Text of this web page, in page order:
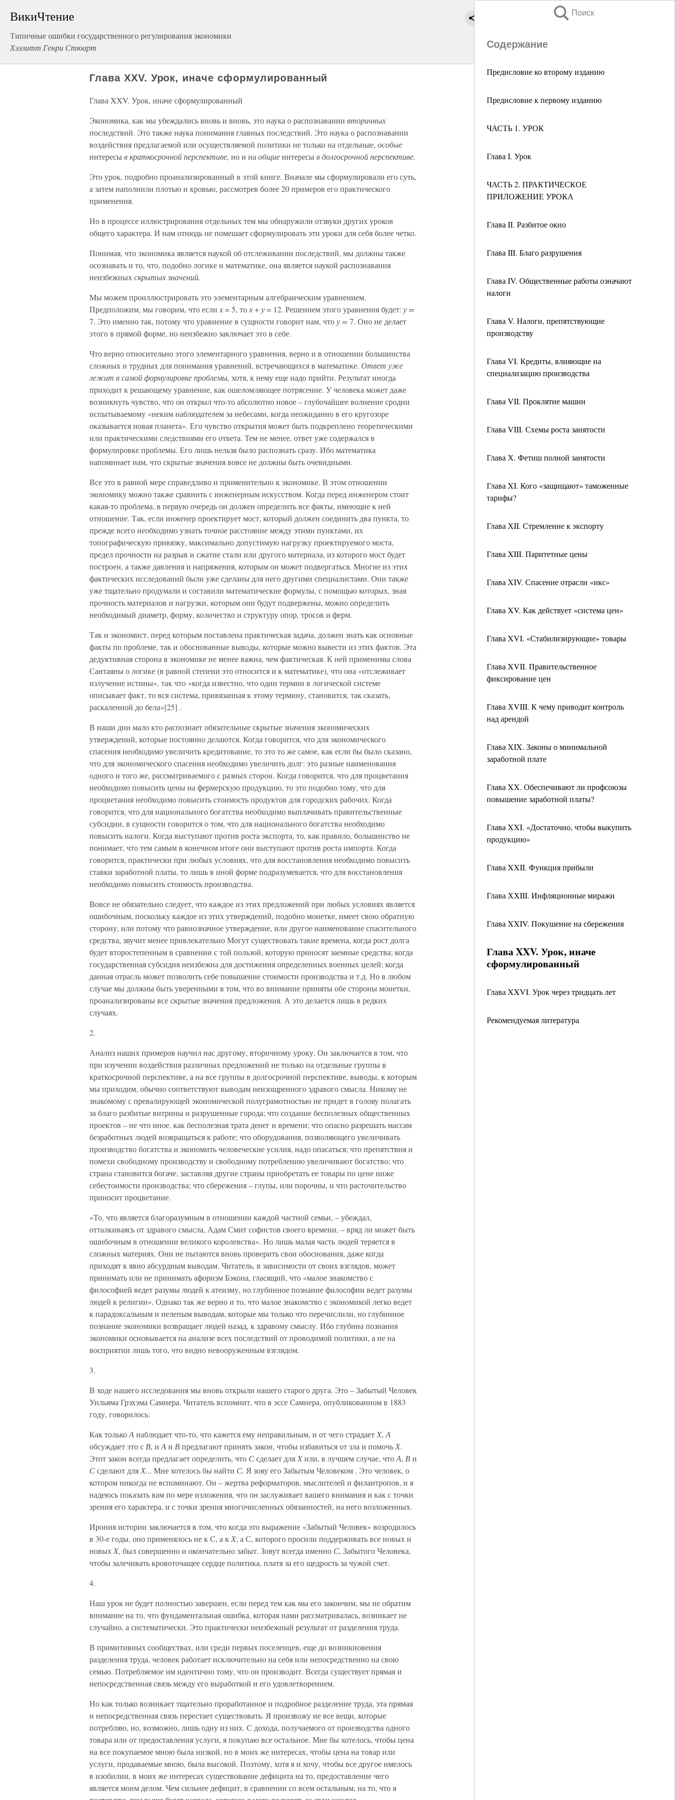
ВикиЧтение
Типичные ошибки государственного регулирования экономики
Хэзлитт Генри Стюарт
Поиск
Содержание
Предисловие ко второму изданию
Предисловие к первому изданию
ЧАСТЬ 1. УРОК
Глава I. Урок
ЧАСТЬ 2. ПРАКТИЧЕСКОЕ
ПРИЛОЖЕНИЕ УРОКА
Глава II. Разбитое окно
Глава III. Благо разрушения
Глава IV. Общественные работы означают
налоги
Глава V. Налоги, препятствующие
производству
Глава VI. Кредиты, влияющие на
специализацию производства
Глава VII. Проклятие машин
Глава VIII. Схемы роста занятости
Глава Х. Фетиш полной занятости
Глава XI. Кого «защищают» таможенные
тарифы?
Глава ХII. Стремление к экспорту
Глава XIII. Паритетные цены
Глава XIV. Спасение отрасли «икс»
Глава XV. Как действует «система цен»
Глава XVI. «Стабилизирующие» товары
Глава XVII. Правительственное
фиксирование цен
Глава ХVIII. К чему приводит контроль
над арендой
Глава XIX. Законы о минимальной
заработной плате
Глава XX. Обеспечивают ли профсоюзы
повышение заработной платы?
Глава XXI. «Достаточно, чтобы выкупить
продукцию»
Глава XXII. Функция прибыли
Глава ХХIII. Инфляционные миражи
Глава XXIV. Покушение на сбережения
Глава XXV. Урок, иначе
сформулированный
Глава XXVI. Урок через тридцать лет
Рекомендуемая литература
Глава XXV. Урок, иначе сформулированный
Глава XXV. Урок, иначе сформулированный
Экономика, как мы убеждались вновь и вновь, это наука о распознавании вторичных
последствий. Это также наука понимания главных последствий. Это наука о распознавании
воздействия предлагаемой или осуществляемой политики не только на отдельные, особые
интересыв краткосрочной перспективе, но и на общиеинтересыв долгосрочной перспективе.
Это урок, подробно проанализированный в этой книге. Вначале мы сформулировали его суть,
а затем наполнили плотью и кровью, рассмотрев более 20 примеров его практического
применения.
Но в процессе иллюстрирования отдельных тем мы обнаружили отзвуки других уроков
общего характера. И нам отнюдь не помешает сформулировать эти уроки для себя более четко.
Понимая, что экономика является наукой об отслеживании последствий, мы должны также
осознавать и то, что, подобно логике и математике, она является наукой распознавания
неизбежныхскрытых значений.
Мы можем проиллюстрировать это элементарным алгебраическим уравнением.
Предположим, мы говорим, что если х= 5, тох+у= 12. Решением этого уравнения будет: у =
7. Это именно так, потому что уравнение в сущности говорит нам, чтоу =7. Оно не делает
этого в прямой форме, но неизбежно заключает это в себе.
Что верно относительно этого элементарного уравнения, верно и в отношении большинства
сложных и трудных для понимания уравнений, встречающихся в математике. Ответ уже
лежит в самой формулировке проблемы, хотя, к нему еще надо прийти. Результат иногда
приходит к решающему уравнение, как ошеломляющее потрясение. У человека может даже
возникнуть чувство, что он открыл что-то абсолютно новое – глубочайшее волнение сродни
испытываемому «неким наблюдателем за небесами, когда неожиданно в его кругозоре
оказывается новая планета». Его чувство открытия может быть подкреплено теоретическими
или практическими следствиями его ответа. Тем не менее, ответ уже содержался в
формулировке проблемы. Его лишь нельзя было распознать сразу. Ибо математика
напоминает нам, что скрытые значения вовсе не должны быть очевидными.
Все это в равной мере справедливо и применительно к экономике. В этом отношении
экономику можно также сравнить с инженерным искусством. Когда перед инженером стоит
какая-то проблема, в первую очередь он должен определить все факты, имеющие к ней
отношение. Так, если инженер проектирует мост, который должен соединить два пункта, то
прежде всего необходимо узнать точное расстояние между этими пунктами, их
топографическую привязку, максимально допустимую нагрузку проектируемого моста,
предел прочности на разрыв и сжатие стали или другого материала, из которого мост будет
построен, а также давления и напряжения, которым он может подвергаться. Многие из этих
фактических исследований были уже сделаны для него другими специалистами. Они также
уже тщательно продумали и составили математические формулы, с помощью которых, зная
прочность материалов и нагрузки, которым они будут подвержены, можно определить
необходимый диаметр, форму, количество и структуру опор, тросов и ферм.
Так и экономист, перед которым поставлена практическая задача, должен знать как основные
факты по проблеме, так и обоснованные выводы, которые можно вывести из этих фактов. Эта
дедуктивная сторона в экономике не менее важна, чем фактическая. К ней применимы слова
Сантаяны о логике (в равной степени это относится и к математике), что она «отслеживает
излучение истины», так что «когда известно, что один термин в логической системе
описывает факт, то вся система, привязанная к этому термину, становится, так сказать,
раскаленной до бела»[25] .
В наши дни мало кто распознает обязательные скрытые значения экономических
утверждений, которые постоянно делаются. Когда говорится, что для экономического
спасения необходимо увеличить кредитование, то это то же самое, как если бы было сказано,
что для экономического спасения необходимо увеличить долг: это разные наименования
одного и того же, рассматриваемого с разных сторон. Когда говорится, что для процветания
необходимо повысить цены на фермерскую продукцию, то это подобно тому, что для
процветания необходимо повысить стоимость продуктов для городских рабочих. Когда
говорится, что для национального богатства необходимо выплачивать правительственные
субсидии, в сущности говорится о том, что для национального богатства необходимо
повысить налоги. Когда выступают против роста экспорта, то, как правило, большинство не
понимает, что тем самым в конечном итоге они выступают против роста импорта. Когда
говорится, практически при любых условиях, что для восстановления необходимо повысить
ставки заработной платы, то лишь в иной форме подразумевается, что для восстановления
необходимо повысить стоимость производства.
Вовсе не обязательно следует, что каждое из этих предложений при любых условиях является
ошибочным, поскольку каждое из этих утверждений, подобно монетке, имеет свою обратную
сторону, или потому что равнозначное утверждение, или другое наименование спасительного
средства, звучит менее привлекательно Могут существовать такие времена, когда рост долга
будет второстепенным в сравнении с той пользой, которую приносят заемные средства; когда
государственная субсидия неизбежна для достижения определенных военных целей; когда
данная отрасль может позволить себе повышение стоимости производства и т.д. Но в любом
случае мы должны быть уверенными в том, что во внимание приняты обе стороны монетки,
проанализированы все скрытые значения предложения. А это делается лишь в редких
случаях.
2.
Анализ наших примеров научил нас другому, вторичному уроку. Он заключается в том, что
при изучении воздействия различных предложений не только на отдельные группы в
краткосрочной перспективе, а на все группы в долгосрочной перспективе, выводы, к которым
мы приходим, обычно соответствуют выводам неизощренного здравого смысла. Никому не
знакомому с превалирующей экономической полуграмотностью не придет в голову полагать
за благо разбитые витрины и разрушенные города; что создание бесполезных общественных
проектов – не что иное, как бесполезная трата денег и времени; что опасно разрешать массам
безработных людей возвращаться к работе; что оборудования, позволяющего увеличивать
производство богатства и экономить человеческие усилия, надо опасаться; что препятствия и
помехи свободному производству и свободному потреблению увеличивают богатство; что
страна становится богаче, заставляя другие страны приобретать ее товары по цене ниже
себестоимости производства; что сбережения – глупы, или порочны, и что расточительство
приносит процветание.
«То, что является благоразумным в отношении каждой частной семьи, – убеждал,
отталкиваясь от здравого смысла, Адам Смит софистов своего времени, – вряд ли может быть
ошибочным в отношении великого королевства». Но лишь малая часть людей теряется в
сложных материях. Они не пытаются вновь проверить свои обоснования, даже когда
приходят к явно абсурдным выводам. Читатель, в зависимости от своих взглядов, может
принимать или не принимать афоризм Бэкона, гласящий, что «малое знакомство с
философией ведет разумы людей к атеизму, но глубинное познание философии ведет разумы
людей к религии». Однако так же верно и то, что малое знакомство с экономикой легко ведет
к парадоксальным и нелепым выводам, которые мы только что перечислили, но глубинное
познание экономики возвращает людей назад, к здравому смыслу. Ибо глубина познания
экономики основывается на анализе всех последствий от проводимой политики, а не на
восприятии лишь того, что видно невооруженным взглядом.
3.
В ходе нашего исследования мы вновь открыли нашего старого друга. Это – Забытый Человек
Уильяма Грэхэма Самнера. Читатель вспомнит, что в эссе Самнера, опубликованном в 1883
году, говорилось:
Как толькоА наблюдает что-то, что кажется ему неправильным, и от чего страдает X, А
обсуждает это с В, и А и Впредлагают принять закон, чтобы избавиться от зла и помочь Х.
Этот закон всегда предлагает определить, что Ссделает для Xили, в лучшем случае, чтоА, Ви
Ссделают для Х... Мне хотелось бы найти С. Я зову его Забытым Человеком . Это человек, о
котором никогда не вспоминают. Он – жертва реформаторов, мыслителей и филантропов, и я
надеюсь показать вам по мере изложения, что он заслуживает вашего внимания и как с точки
зрения его характера, и с точки зрения многочисленных обязанностей, на него возложенных.
Ирония истории заключается в том, что когда это выражение «Забытый Человек» возродилось
в 30-е годы, оно применялось не к С, а к Х; а С, которого просили поддерживать все новых и
новых X, был совершенно и окончательно забыт. Зовут всегда именно С, Забытого Человека,
чтобы залечивать кровоточащее сердце политика, платя за его щедрость за чужой счет.
4.
Наш урок не будет полностью завершен, если перед тем как мы его закончим, мы не обратим
внимание на то, что фундаментальная ошибка, которая нами рассматривалась, возникает не
случайно, а систематически. Это практически неизбежный результат от разделения труда.
В примитивных сообществах, или среди первых поселенцев, еще до возникновения
разделения труда, человек работает исключительно на себя или непосредственно на свою
семью. Потребляемое им идентично тому, что он производит. Всегда существует прямая и
непосредственная связь между его выработкой и его удовлетворением.
Но как только возникает тщательно проработанное и подробное разделение труда, эта прямая
и непосредственная связь перестает существовать. Я произвожу не все вещи, которые
потребляю, но, возможно, лишь одну из них. С дохода, получаемого от производства одного
товара или от предоставления услуги, я покупаю все остальное. Мне бы хотелось, чтобы цена
на все покупаемое мною была низкой, но в моих же интересах, чтобы цена на товар или
услуги, продаваемые мною, была высокой. Поэтому, хотя я и хочу, чтобы все другое имелось
в изобилии, в моих же интересах существование дефицита на то, предоставление чего
является моим делом. Чем сильнее дефицит, в сравнении со всем остальным, на то, что я